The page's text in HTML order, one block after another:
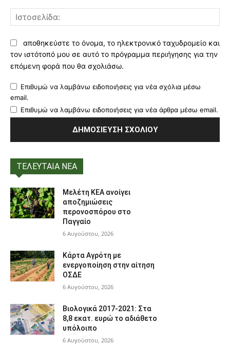
αποθηκεύστε το όνομα, το ηλεκτρονικό ταχυδρομείο και
τον ιστότοπό μου σε αυτό το πρόγραμμα περιήγησης για την
επόμενη φορά που θα σχολιάσω.
Επιθυμώ να λαμβάνω ειδοποιήσεις για νέα σχόλια μέσω
email.
Επιθυμώ να λαμβάνω ειδοποιήσεις για νέα άρθρα μέσω email.
ΤΕΛΕΥΤΑΙΑ ΝΕΑ
Μελέτη ΚΕΑ ανοίγει
αποζημιώσεις
περονοσπόρου στο
Παγγαίο
6 Αυγούστου, 2026
Κάρτα Αγρότη με
ενεργοποίηση στην αίτηση
ΟΣΔΕ
6 Αυγούστου, 2026
Βιολογικά 2017-2021: Στα
8,8 εκατ. ευρώ το αδιάθετο
υπόλοιπο
6 Αυγούστου, 2026